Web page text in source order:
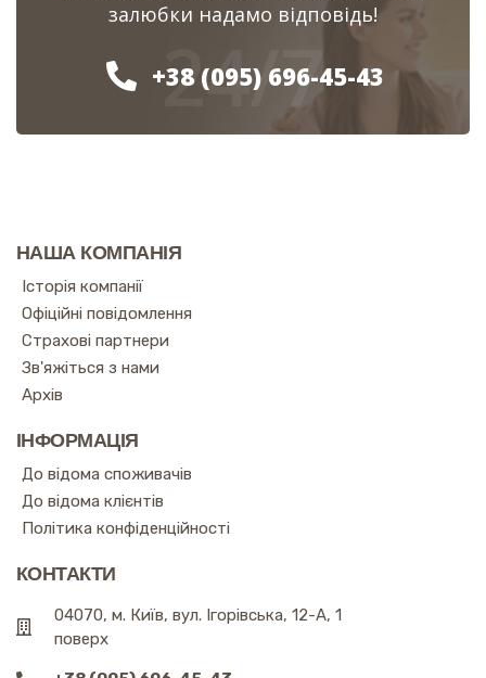
залюбки надамо відповідь!
+38 (095) 696-45-43
24/7
НАША КОМПАНІЯ
Історія компанії
Офіційні повідомлення
Страхові партнери
Зв'яжіться з нами
Архів
ІНФОРМАЦІЯ
До відома споживачів
До відома клієнтів
Політика конфіденційності
КОНТАКТИ
04070, м. Київ, вул. Ігорівська, 12-А, 1
поверх